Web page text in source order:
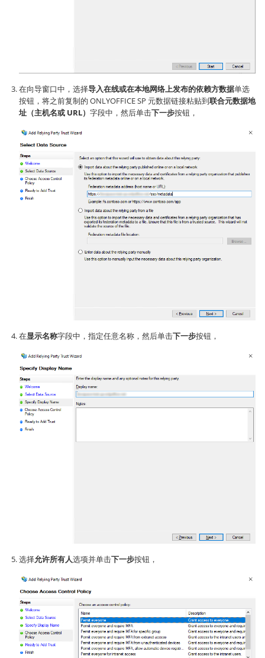
在向导窗口中，选择导入在线或在本地网络上发布的依赖方数据单选
按钮，将之前复制的 ONLYOFFICE SP 元数据链接粘贴到联合元数据地
址（主机名或 URL） 字段中，然后单击下一步按钮，
在显示名称字段中，指定任意名称，然后单击下一步按钮，
选择允许所有人选项并单击下一步按钮，